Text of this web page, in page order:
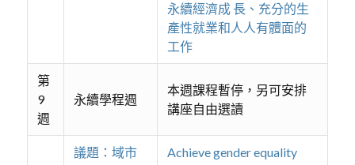
永續經濟成 長、充分的生
產性就業和人人有體面的
工作
第
9
週
永續學程週
本週課程暫停，另可安排
講座自由選讀
議題：域市
Achieve gender equality